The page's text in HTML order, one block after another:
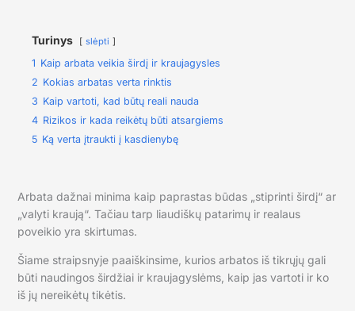
Turinys slėpti
1 Kaip arbata veikia širdį ir kraujagysles
2 Kokias arbatas verta rinktis
3 Kaip vartoti, kad būtų reali nauda
4 Rizikos ir kada reikėtų būti atsargiems
5 Ką verta įtraukti į kasdienybę
Arbata dažnai minima kaip paprastas būdas „stiprinti širdį“ ar
„valyti kraują“. Tačiau tarp liaudiškų patarimų ir realaus
poveikio yra skirtumas.
Šiame straipsnyje paaiškinsime, kurios arbatos iš tikrųjų gali
būti naudingos širdžiai ir kraujagyslėms, kaip jas vartoti ir ko
iš jų nereikėtų tikėtis.